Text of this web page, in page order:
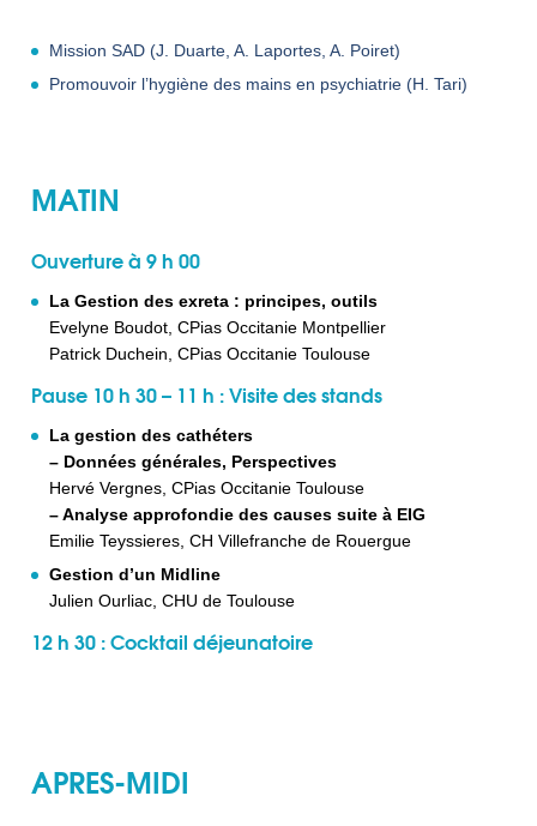
Mission SAD (J. Duarte, A. Laportes, A. Poiret)
Promouvoir l’hygiène des mains en psychiatrie (H. Tari)
MATIN
Ouverture à 9 h 00
La Gestion des exreta : principes, outils
Evelyne Boudot, CPias Occitanie Montpellier
Patrick Duchein, CPias Occitanie Toulouse
Pause 10 h 30 – 11 h : Visite des stands
La gestion des cathéters
– Données générales, Perspectives
Hervé Vergnes, CPias Occitanie Toulouse
– Analyse approfondie des causes suite à EIG
Emilie Teyssieres, CH Villefranche de Rouergue
Gestion d’un Midline
Julien Ourliac, CHU de Toulouse
12 h 30 : Cocktail déjeunatoire
APRES-MIDI